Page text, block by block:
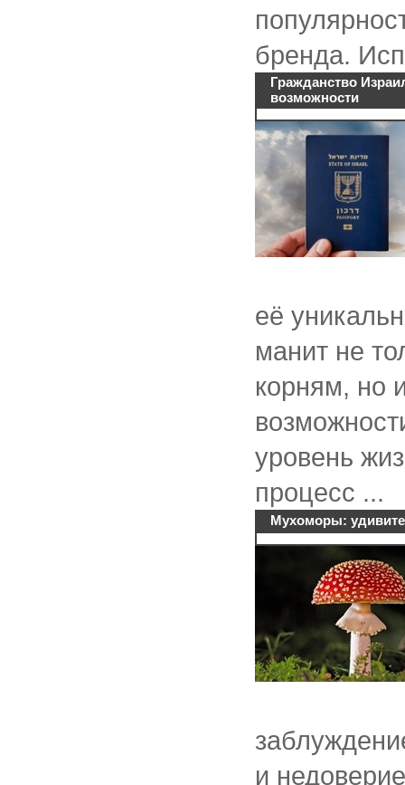
бренда.
Гражданство
возможности
её
манит не
корням, но
уровень
процесс ...
Мухоморы:
и